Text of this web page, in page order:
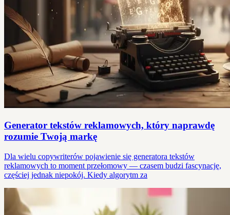
Generator tekstów reklamowych, który naprawdę
rozumie Twoją markę
Dla wielu copywriterów pojawienie się generatora tekstów
reklamowych to moment przełomowy — czasem budzi fascynację,
częściej jednak niepokój. Kiedy algorytm za